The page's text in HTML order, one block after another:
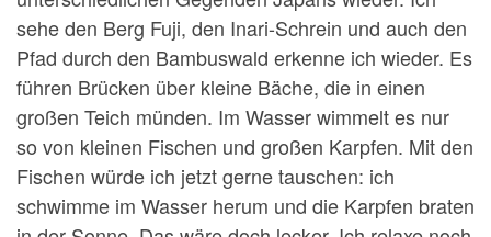
sehe den Berg Fuji, den Inari-Schrein und auch den
Pfad durch den Bambuswald erkenne ich wieder. Es
führen Brücken über kleine Bäche, die in einen
großen Teich münden. Im Wasser wimmelt es nur
so von kleinen Fischen und großen Karpfen. Mit den
Fischen würde ich jetzt gerne tauschen: ich
schwimme im Wasser herum und die Karpfen braten